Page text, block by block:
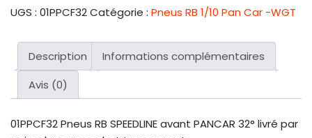
UGS : 01PPCF32Catégorie : Pneus RB 1/10 Pan Car -WGT
Description
Informations complémentaires
Avis (0)
01PPCF32 Pneus RB SPEEDLINE avant PANCAR 32° livré par